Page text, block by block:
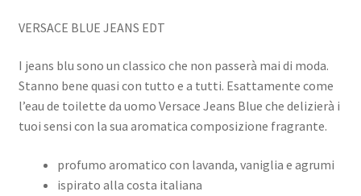
VERSACE BLUE JEANS EDT
I jeans blu sono un classico che non passerà mai di moda.
Stanno bene quasi con tutto e a tutti. Esattamente come
l’eau de toilette da uomo Versace Jeans Blue che delizierà i
tuoi sensi con la sua aromatica composizione fragrante.
profumo aromatico con lavanda, vaniglia e agrumi
ispirato alla costa italiana